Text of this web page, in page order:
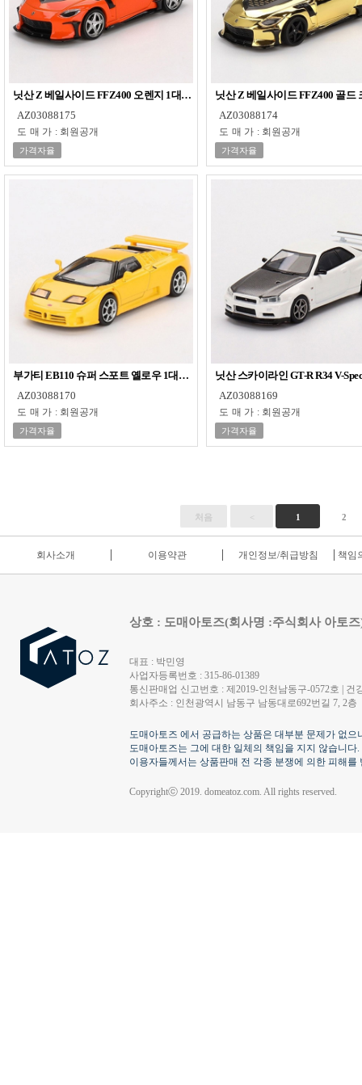
닛산 Z 베일사이드 FFZ400 오렌지 1대64 다이캐스트 피규어 모형 프라모델
AZ03088175
도매가 : 회원공개
가격자율
닛산 Z 베일사이드 FFZ400 골드
AZ03088174
도매가 : 회원공개
가격자율
부가티 EB110 슈퍼 스포트 옐로우 1대64 다이캐스트 피규어 모형 프라모델
AZ03088170
도매가 : 회원공개
가격자율
닛산 스카이라인 GT-R R34 V-
AZ03088169
도매가 : 회원공개
가격자율
처음 < 1 2
회사소개 이용약관 개인정보/취급방침 책임
상호 : 도매아토즈(회사명 :주식회사 아토
대표 : 박민영
사업자등록번호 : 315-86-01389
통신판매업 신고번호 : 제2019-인천남동구-0572호 | 건
회사주소 : 인천광역시 남동구 남동대로692번길 7, 2층
도매아토즈 에서 공급하는 상품은 대부분 문제가 없
도매아토즈는 그에 대한 일체의 책임을 지지 않습니다.
이용자들께서는 상품판매 전 각종 분쟁에 의한 피해
Copyrightⓒ 2019. domeatoz.com. All rights reserved.